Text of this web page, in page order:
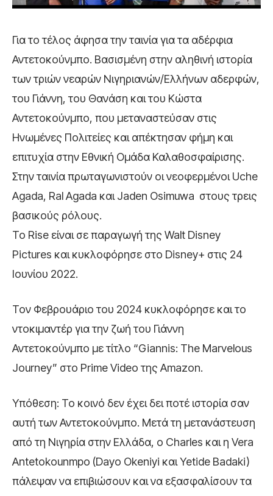
Για το τέλος άφησα την ταινία για τα αδέρφια
Αντετοκούνμπο. Βασισμένη στην αληθινή ιστορία
των τριών νεαρών Νιγηριανών/Ελλήνων αδερφών,
του Γιάννη, του Θανάση και του Κώστα
Αντετοκούνμπο, που μεταναστεύσαν στις
Ηνωμένες Πολιτείες και απέκτησαν φήμη και
επιτυχία στην Εθνική Ομάδα Καλαθοσφαίρισης.
Στην ταινία πρωταγωνιστούν οι νεοφερμένοι Uche
Agada, Ral Agada και Jaden Osimuwa στους τρεις
βασικούς ρόλους.
Το Rise είναι σε παραγωγή της Walt Disney
Pictures και κυκλοφόρησε στο Disney+ στις 24
Ιουνίου 2022.
Τον Φεβρουάριο του 2024 κυκλοφόρησε και το
ντοκιμαντέρ για την ζωή του Γιάννη
Αντετοκούνμπο με τίτλο “Giannis: The Marvelous
Journey” στο Prime Video της Amazon.
Υπόθεση: Το κοινό δεν έχει δει ποτέ ιστορία σαν
αυτή των Αντετοκούνμπο. Μετά τη μετανάστευση
από τη Νιγηρία στην Ελλάδα, ο Charles και η Vera
Antetokounmpo (Dayo Okeniyi και Yetide Badaki)
πάλεψαν να επιβιώσουν και να εξασφαλίσουν τα